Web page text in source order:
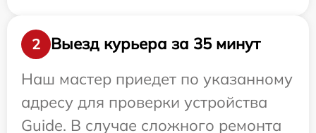
2
Выезд курьера за 35 минут
Наш мастер приедет по указанному
адресу для проверки устройства
Guide. В случае сложного ремонта